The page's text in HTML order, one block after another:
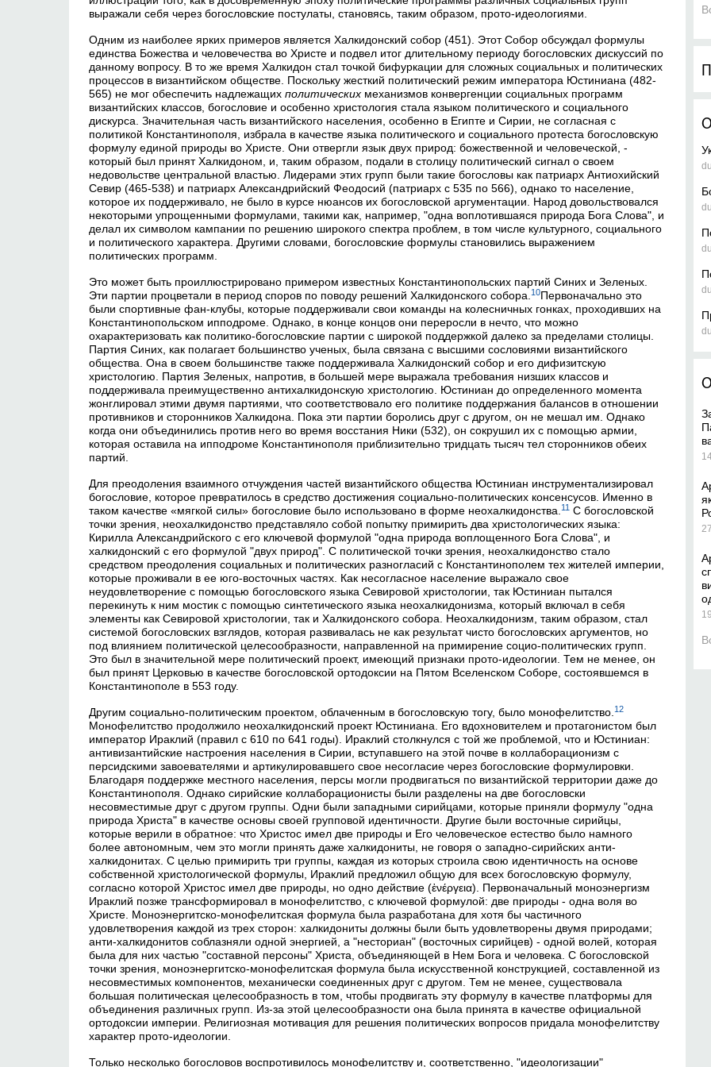
выражали себя через богословские постулаты, становясь, таким образом, прото-идеологиями.
Одним из наиболее ярких примеров является Халкидонский собор (451). Этот Собор обсуждал формулы
единства Божества и человечества во Христе и подвел итог длительному периоду богословских дискуссий по
данному вопросу. В то же время Халкидон стал точкой бифуркации для сложных социальных и политических
процессов в византийском обществе. Поскольку жесткий политический режим императора Юстиниана (482-
565) не мог обеспечить надлежащих политических механизмов конвергенции социальных программ
византийских классов, богословие и особенно христология стала языком политического и социального
дискурса. Значительная часть византийского населения, особенно в Египте и Сирии, не согласная с
политикой Константинополя, избрала в качестве языка политического и социального протеста богословскую
формулу единой природы во Христе. Они отвергли язык двух природ: божественной и человеческой, -
который был принят Халкидоном, и, таким образом, подали в столицу политический сигнал о своем
недовольстве центральной властью. Лидерами этих групп были такие богословы как патриарх Антиохийский
Севир (465-538) и патриарх Александрийский Феодосий (патриарх с 535 по 566), однако то население,
которое их поддерживало, не было в курсе нюансов их богословской аргументации. Народ довольствовался
некоторыми упрощенными формулами, такими как, например, "одна воплотившаяся природа Бога Слова", и
делал их символом кампании по решению широкого спектра проблем, в том числе культурного, социального
и политического характера. Другими словами, богословские формулы становились выражением
политических программ.
Это может быть проиллюстрировано примером известных Константинопольских партий Синих и Зеленых.
Эти партии процветали в период споров по поводу решений Халкидонского собора. 10Первоначально это
были спортивные фан-клубы, которые поддерживали свои команды на колесничных гонках, проходивших на
Константинопольском ипподроме. Однако, в конце концов они переросли в нечто, что можно
охарактеризовать как политико-богословские партии с широкой поддержкой далеко за пределами столицы.
Партия Синих, как полагает большинство ученых, была связана с высшими сословиями византийского
общества. Она в своем большинстве также поддерживала Халкидонский собор и его дифизитскую
христологию. Партия Зеленых, напротив, в большей мере выражала требования низших классов и
поддерживала преимущественно антихалкидонскую христологию. Юстиниан до определенного момента
жонглировал этими двумя партиями, что соответствовало его политике поддержания балансов в отношении
противников и сторонников Халкидона. Пока эти партии боролись друг с другом, он не мешал им. Однако
когда они объединились против него во время восстания Ники (532), он сокрушил их с помощью армии,
которая оставила на ипподроме Константинополя приблизительно тридцать тысяч тел сторонников обеих
партий.
Для преодоления взаимного отчуждения частей византийского общества Юстиниан инструментализировал
богословие, которое превратилось в средство достижения социально-политических консенсусов. Именно в
таком качестве «мягкой силы» богословие было использовано в форме неохалкидонства. 11 С богословской
точки зрения, неохалкидонство представляло собой попытку примирить два христологических языка:
Кирилла Александрийского с его ключевой формулой "одна природа воплощенного Бога Слова", и
халкидонский с его формулой "двух природ". С политической точки зрения, неохалкидонство стало
средством преодоления социальных и политических разногласий с Константинополем тех жителей империи,
которые проживали в ее юго-восточных частях. Как несогласное население выражало свое
неудовлетворение с помощью богословского языка Севировой христологии, так Юстиниан пытался
перекинуть к ним мостик с помощью синтетического языка неохалкидонизма, который включал в себя
элементы как Севировой христологии, так и Халкидонского собора. Неохалкидонизм, таким образом, стал
системой богословских взглядов, которая развивалась не как результат чисто богословских аргументов, но
под влиянием политической целесообразности, направленной на примирение социо-политических групп.
Это был в значительной мере политический проект, имеющий признаки прото-идеологии. Тем не менее, он
был принят Церковью в качестве богословской ортодоксии на Пятом Вселенском Соборе, состоявшемся в
Константинополе в 553 году.
Другим социально-политическим проектом, облаченным в богословскую тогу, было монофелитство. 12
Монофелитство продолжило неохалкидонский проект Юстиниана. Его вдохновителем и протагонистом был
император Ираклий (правил с 610 по 641 годы). Ираклий столкнулся с той же проблемой, что и Юстиниан:
антивизантийские настроения населения в Сирии, вступавшего на этой почве в коллаборационизм с
персидскими завоевателями и артикулировавшего свое несогласие через богословские формулировки.
Благодаря поддержке местного населения, персы могли продвигаться по византийской территории даже до
Константинополя. Однако сирийские коллаборационисты были разделены на две богословски
несовместимые друг с другом группы. Одни были западными сирийцами, которые приняли формулу "одна
природа Христа" в качестве основы своей групповой идентичности. Другие были восточные сирийцы,
которые верили в обратное: что Христос имел две природы и Его человеческое естество было намного
более автономным, чем это могли принять даже халкидониты, не говоря о западно-сирийских анти-
халкидонитах. С целью примирить три группы, каждая из которых строила свою идентичность на основе
собственной христологической формулы, Ираклий предложил общую для всех богословскую формулу,
согласно которой Христос имел две природы, но одно действие (ἐνέργεια). Первоначальный моноэнергизм
Ираклий позже трансформировал в монофелитство, с ключевой формулой: две природы - одна воля во
Христе. Моноэнергитско-монофелитская формула была разработана для хотя бы частичного
удовлетворения каждой из трех сторон: халкидониты должны были быть удовлетворены двумя природами;
анти-халкидонитов соблазняли одной энергией, а "несториан" (восточных сирийцев) - одной волей, которая
была для них частью "составной персоны" Христа, объединяющей в Нем Бога и человека. С богословской
точки зрения, моноэнергитско-монофелитская формула была искусственной конструкцией, составленной из
несовместимых компонентов, механически соединенных друг с другом. Тем не менее, существовала
большая политическая целесообразность в том, чтобы продвигать эту формулу в качестве платформы для
объединения различных групп. Из-за этой целесообразности она была принята в качестве официальной
ортодоксии империи. Религиозная мотивация для решения политических вопросов придала монофелитству
характер прото-идеологии.
Только несколько богословов воспротивилось монофелитству и, соответственно, "идеологизации"